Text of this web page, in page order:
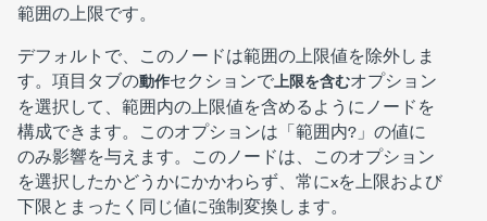
範囲の上限です。
デフォルトで、このノードは範囲の 上限値を除外しま
す。 項目 タブの動作セクションで上限を含むオプション
を選択して、範囲内の 上限値を含めるようにノードを
構成できます。このオプションは「範囲内? 」の値に
のみ影響を与えます。このノードは、このオプション
を選択したかどうかにかかわらず、常にxを 上限および
下限とまったく同じ値に強制変換します。